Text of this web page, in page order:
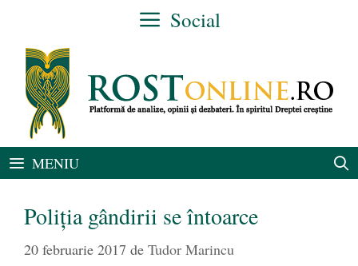
conținut
Social
MENIU
Poliția gândirii se întoarce
20 februarie 2017 de Tudor Marincu